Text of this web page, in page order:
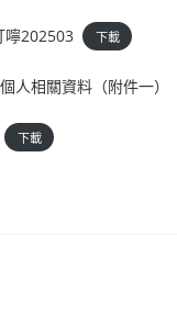
嚀202503 下載
人相關資料（附件一）
下載